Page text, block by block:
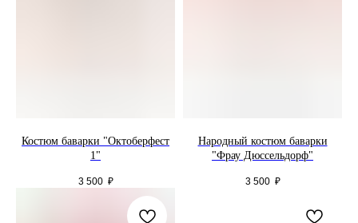
Костюм баварки "Октоберфест
1"
3 500 ₽
Народный костюм баварки
"Фрау Дюссельдорф"
3 500 ₽